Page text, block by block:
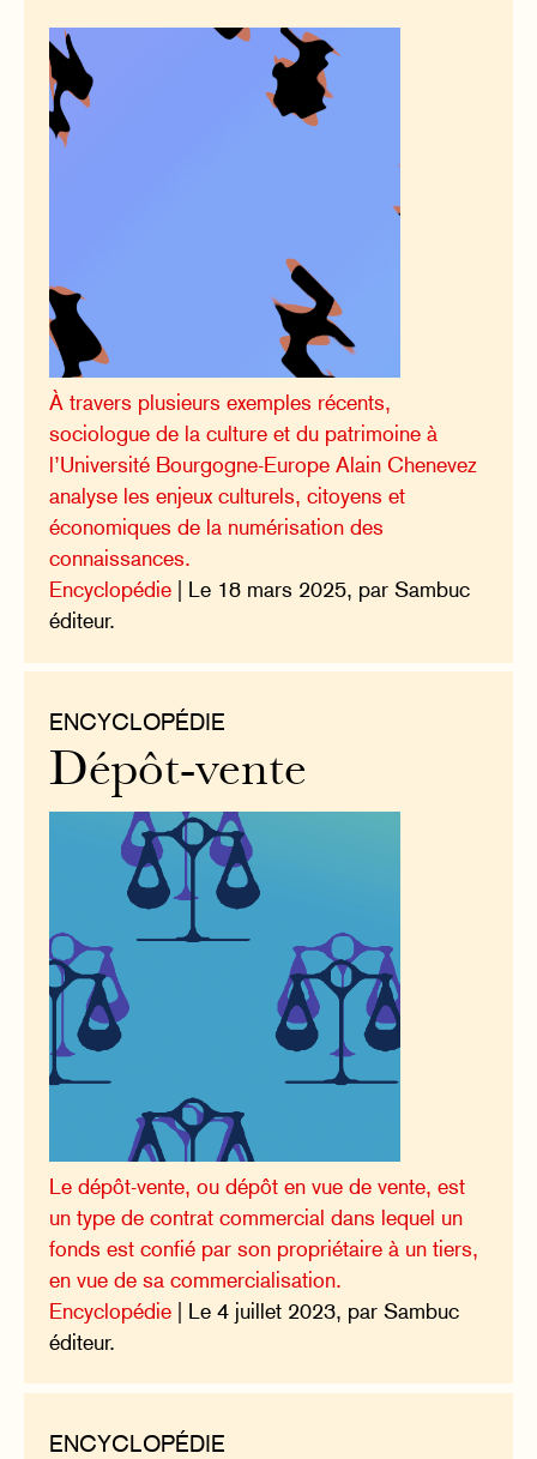
À travers plusieurs exemples récents,
sociologue de la culture et du patrimoine à
l’Université Bourgogne-Europe Alain Chenevez
analyse les enjeux culturels, citoyens et
économiques de la numérisation des
connaissances.
Encyclopédie | Le 18 mars 2025, par Sambuc
éditeur.
ENCYCLOPÉDIE
Dépôt-vente
Le dépôt-vente, ou dépôt en vue de vente, est
un type de contrat commercial dans lequel un
fonds est confié par son propriétaire à un tiers,
en vue de sa commercialisation.
Encyclopédie | Le 4 juillet 2023, par Sambuc
éditeur.
ENCYCLOPÉDIE